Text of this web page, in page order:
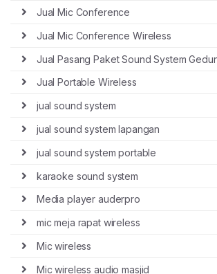
Jual Mic Conference
Jual Mic Conference Wireless
Jual Pasang Paket Sound System
Jual Portable Wireless
jual sound system
jual sound system lapangan
jual sound system portable
karaoke sound system
Media player auderpro
mic meja rapat wireless
Mic wireless
Mic wireless audio masjid